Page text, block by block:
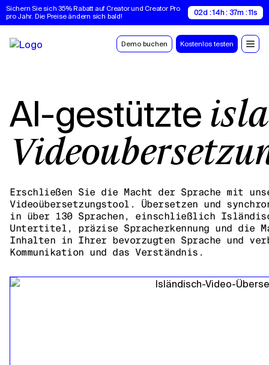
Sichern Sie sich 35% Rabatt auf Creator und Creator Pro
pro Jahr. Die Preise ändern sich bald!
02d : 14h : 37m : 10s
Demo buchen Kostenlos testen
AI-gestützte
Erschließen Sie die Macht der Sprache mit
Videoübersetzungstool. Übersetzen und
in über 130 Sprachen, einschließlich
Untertitel, präzise Spracherkennung und die
Inhalten in Ihrer bevorzugten Sprache und
Kommunikation und das Verständnis.